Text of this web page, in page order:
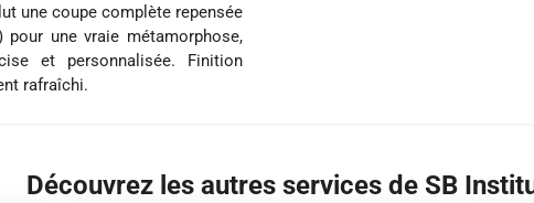
une coupe complète repensée
une vraie métamorphose,
et personnalisée. Finition
rafraîchi.
Découvrez les autres services de SB